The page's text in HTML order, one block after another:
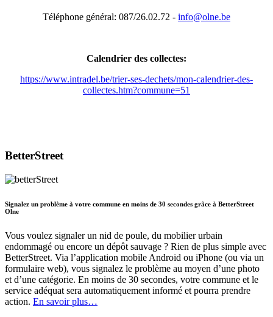
Téléphone général: 087/26.02.72 - info@olne.be
Calendrier des collectes:
https://www.intradel.be/trier-ses-dechets/mon-calendrier-des-
collectes.htm?commune=51
BetterStreet
Signalez un problème à votre commune en moins de 30 secondes grâce à BetterStreet
Olne
Vous voulez signaler un nid de poule, du mobilier urbain
endommagé ou encore un dépôt sauvage ? Rien de plus simple avec
BetterStreet. Via l’application mobile Android ou iPhone (ou via un
formulaire web), vous signalez le problème au moyen d’une photo
et d’une catégorie. En moins de 30 secondes, votre commune et le
service adéquat sera automatiquement informé et pourra prendre
action. En savoir plus…